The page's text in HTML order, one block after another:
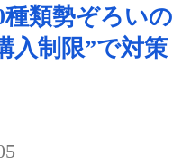
類勢ぞろいの
制限”で対策